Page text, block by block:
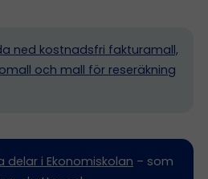
ned kostnadsfri fakturamall,
och mall för reseräkning
delar i Ekonomiskolan – som